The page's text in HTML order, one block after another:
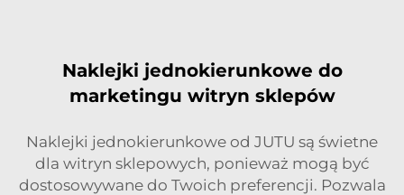
Naklejki jednokierunkowe do
marketingu witryn sklepów
Naklejki jednokierunkowe od JUTU są świetne
dla witryn sklepowych, ponieważ mogą być
dostosowywane do Twoich preferencji. Pozwala